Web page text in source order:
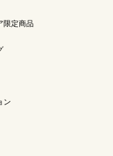
限定商品
ン